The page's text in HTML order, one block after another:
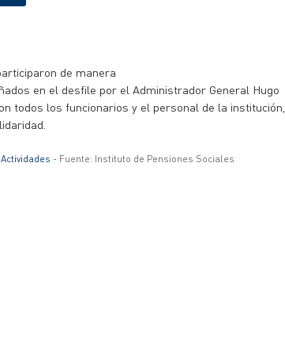
de manera
en el desfile por el Administrador General Hugo
todos los funcionarios y el personal de la institución,
Actividades - Fuente: Instituto de Pensiones Sociales